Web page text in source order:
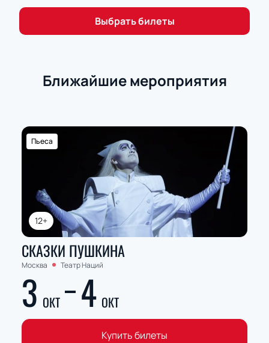
Выбрать билеты
Ближайшие мероприятия
12+
Пьеса
СКАЗКИ ПУШКИНА
Москва Театр Наций
3 ОКТ 4 ОКТ
Купить билеты